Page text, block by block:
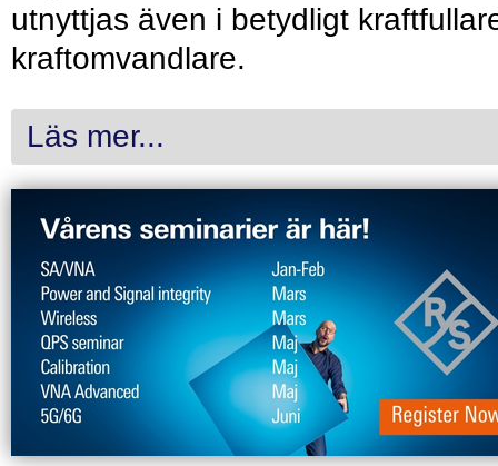
utnyttjas även i betydligt
kraftomvandlare.
Läs mer...